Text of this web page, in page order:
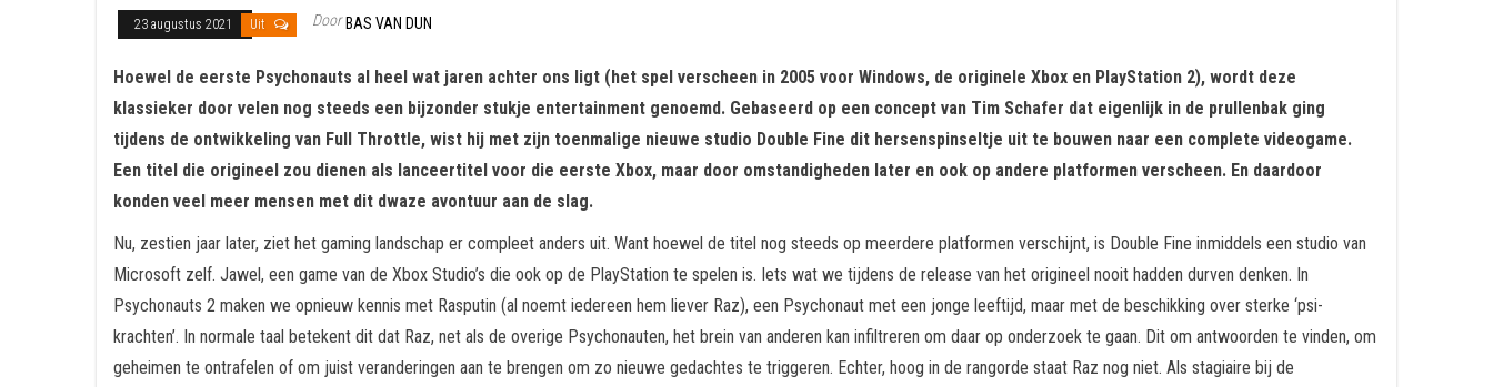
23 augustus 2021 Uit Door BAS VAN DUN
Hoewel de eerste Psychonauts al heel wat jaren achter ons ligt (het spel verscheen in 2005 voor Windows, de originele Xbox en PlayStation 2), wordt deze
klassieker door velen nog steeds een bijzonder stukje entertainment genoemd. Gebaseerd op een concept van Tim Schafer dat eigenlijk in de prullenbak ging
tijdens de ontwikkeling van Full Throttle, wist hij met zijn toenmalige nieuwe studio Double Fine dit hersenspinseltje uit te bouwen naar een complete videogame.
Een titel die origineel zou dienen als lanceertitel voor die eerste Xbox, maar door omstandigheden later en ook op andere platformen verscheen. En daardoor
konden veel meer mensen met dit dwaze avontuur aan de slag.
Nu, zestien jaar later, ziet het gaming landschap er compleet anders uit. Want hoewel de titel nog steeds op meerdere platformen verschijnt, is Double Fine inmiddels een studio van
Microsoft zelf. Jawel, een game van de Xbox Studio’s die ook op de PlayStation te spelen is. Iets wat we tijdens de release van het origineel nooit hadden durven denken. In
Psychonauts 2 maken we opnieuw kennis met Rasputin (al noemt iedereen hem liever Raz), een Psychonaut met een jonge leeftijd, maar met de beschikking over sterke ‘psi-
krachten’. In normale taal betekent dit dat Raz, net als de overige Psychonauten, het brein van anderen kan infiltreren om daar op onderzoek te gaan. Dit om antwoorden te vinden, om
geheimen te ontrafelen of om juist veranderingen aan te brengen om zo nieuwe gedachtes te triggeren. Echter, hoog in de rangorde staat Raz nog niet. Als stagiaire bij de